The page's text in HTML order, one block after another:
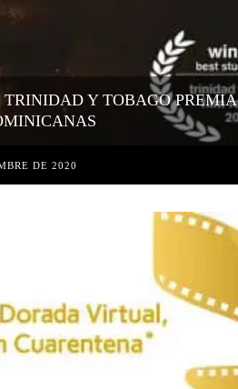
Y TOBAGO PREMIA
DE 2020